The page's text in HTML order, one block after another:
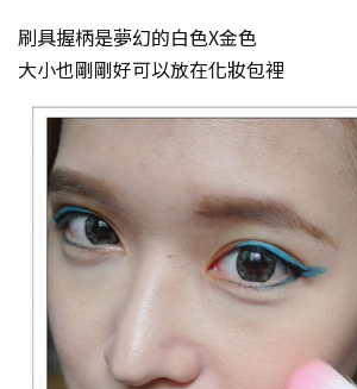
刷具握柄是夢幻的白色X金色
大小也剛剛好可以放在化妝包裡